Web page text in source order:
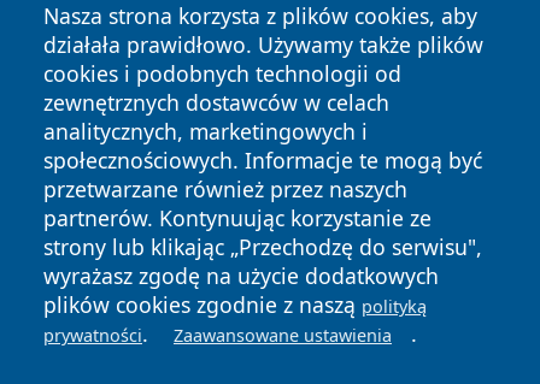
Nasza strona korzysta z plików cookies, aby
działała prawidłowo. Używamy także plików
cookies i podobnych technologii od
zewnętrznych dostawców w celach
analitycznych, marketingowych i
społecznościowych. Informacje te mogą być
przetwarzane również przez naszych
partnerów. Kontynuując korzystanie ze
strony lub klikając „Przechodzę do serwisu",
wyrażasz zgodę na użycie dodatkowych
plików cookies zgodnie z naszą polityką
prywatności. Zaawansowane ustawienia .
Copyright © 2026 wrotachorzowa.pl Wszystkie prawa
zastrzeżone.
News Autorzy
Polityka
Prywatności
Polityka
Cookies